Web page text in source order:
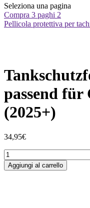
Seleziona una pagina
Compra 3 paghi 2
Pellicola protettiva per
passend
(2025+)
34,95€
Tankschutzfolie
Tankpad
passend
Aggiungi al carrello